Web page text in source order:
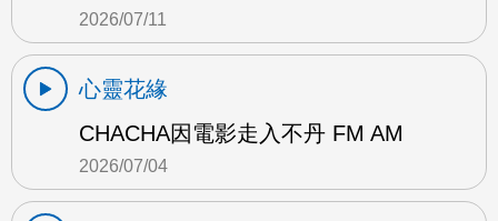
2026/07/11
心靈花緣
CHACHA因電影走入不丹 FM AM
2026/07/04